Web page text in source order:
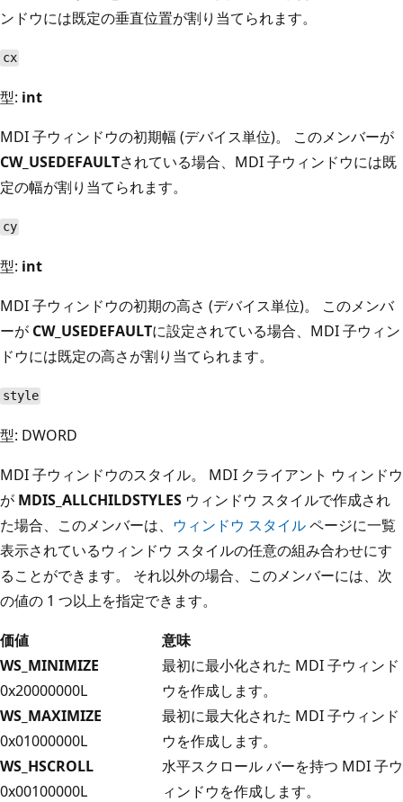
ンドウには既定の垂直位置が割り当てられます。
cx
型: int
MDI 子ウィンドウの初期幅 (デバイス単位)。 このメンバーが
CW_USEDEFAULTされている場合、MDI 子ウィンドウには既
定の幅が割り当てられます。
cy
型: int
MDI 子ウィンドウの初期の高さ (デバイス単位)。 このメンバ
ーが CW_USEDEFAULTに設定されている場合、MDI 子ウィン
ドウには既定の高さが割り当てられます。
style
型: DWORD
MDI 子ウィンドウのスタイル。 MDI クライアント ウィンドウ
が MDIS_ALLCHILDSTYLES ウィンドウ スタイルで作成され
た場合、このメンバーは、 ウィンドウ スタイルページに一覧
表示されているウィンドウ スタイルの任意の組み合わせにす
ることができます。 それ以外の場合、このメンバーには、次
の値の 1 つ以上を指定できます。
価値
意味
WS_MINIMIZE
0x20000000L
最初に最小化された MDI 子ウィンド
ウを作成します。
WS_MAXIMIZE
0x01000000L
最初に最大化された MDI 子ウィンド
ウを作成します。
WS_HSCROLL
0x00100000L
水平スクロール バーを持つ MDI 子ウ
ィンドウを作成します。